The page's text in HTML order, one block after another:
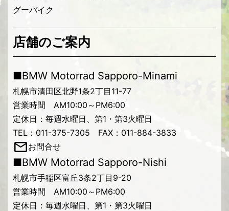
グーバイク
店舗のご案内
■BMW Motorrad Sapporo-Minami
札幌市清田区北野1条2丁目11-77
営業時間 AM10:00～PM6:00
定休日：毎週水曜日、第1・第3火曜日
TEL：011-375-7305 FAX：011-884-3833
お問合せ
■BMW Motorrad Sapporo-Nishi
札幌市手稲区富丘3条2丁目9-20
営業時間 AM10:00～PM6:00
定休日：毎週水曜日、第1・第3火曜日